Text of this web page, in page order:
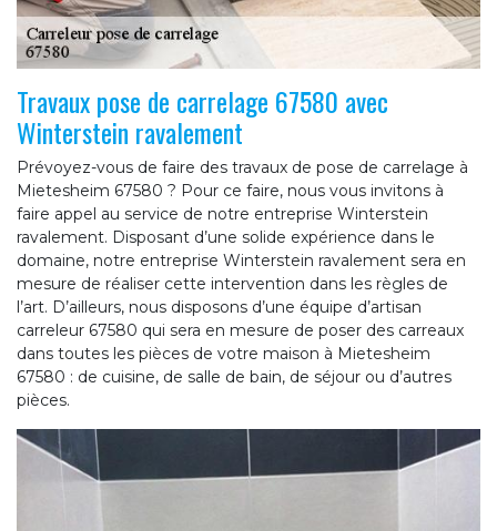
Travaux pose de carrelage 67580 avec
Winterstein ravalement
Prévoyez-vous de faire des travaux de pose de carrelage à
Mietesheim 67580 ? Pour ce faire, nous vous invitons à
faire appel au service de notre entreprise Winterstein
ravalement. Disposant d’une solide expérience dans le
domaine, notre entreprise Winterstein ravalement sera en
mesure de réaliser cette intervention dans les règles de
l’art. D’ailleurs, nous disposons d’une équipe d’artisan
carreleur 67580 qui sera en mesure de poser des carreaux
dans toutes les pièces de votre maison à Mietesheim
67580 : de cuisine, de salle de bain, de séjour ou d’autres
pièces.